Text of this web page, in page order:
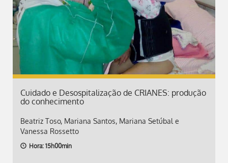
Cuidado e Desospitalização de CRIANES: produção
do conhecimento
Beatriz Toso, Mariana Santos, Mariana Setúbal e
Vanessa Rossetto
Hora: 15h00min